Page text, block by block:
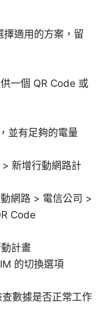
適用的方案，留
一個 QR Code 或
並有足夠的電量
新增行動網路計
網路 > 電信公司 >
Code
計畫
的切換選項
數據是否正常工作